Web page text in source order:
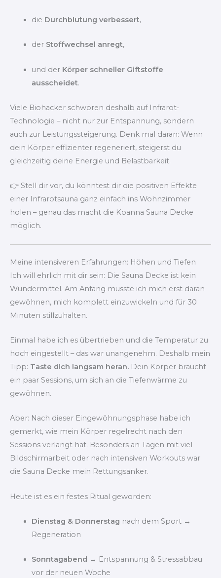
die Durchblutung verbessert,
der Stoffwechsel anregt,
und der Körper schneller Giftstoffe
ausscheidet.
Viele Biohacker schwören deshalb auf Infrarot-
Technologie – nicht nur zur Entspannung, sondern
auch zur Leistungssteigerung. Denk mal daran: Wenn
dein Körper effizienter regeneriert, steigerst du
gleichzeitig deine Energie und Belastbarkeit.
👉 Stell dir vor, du könntest dir die positiven Effekte
einer Infrarotsauna ganz einfach ins Wohnzimmer
holen – genau das macht die Koanna Sauna Decke
möglich.
Meine intensiveren Erfahrungen: Höhen und Tiefen
Ich will ehrlich mit dir sein: Die Sauna Decke ist kein
Wundermittel. Am Anfang musste ich mich erst daran
gewöhnen, mich komplett einzuwickeln und für 30
Minuten stillzuhalten.
Einmal habe ich es übertrieben und die Temperatur zu
hoch eingestellt – das war unangenehm. Deshalb mein
Tipp: Taste dich langsam heran. Dein Körper braucht
ein paar Sessions, um sich an die Tiefenwärme zu
gewöhnen.
Aber: Nach dieser Eingewöhnungsphase habe ich
gemerkt, wie mein Körper regelrecht nach den
Sessions verlangt hat. Besonders an Tagen mit viel
Bildschirmarbeit oder nach intensiven Workouts war
die Sauna Decke mein Rettungsanker.
Heute ist es ein festes Ritual geworden:
Dienstag & Donnerstag nach dem Sport →
Regeneration
Sonntagabend → Entspannung & Stressabbau
vor der neuen Woche